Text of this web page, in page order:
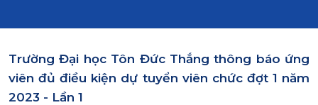
Trường Đại học Tôn Đức Thắng thông báo ứng
viên đủ điều kiện dự tuyển viên chức đợt 1 năm
2023 - Lần 1